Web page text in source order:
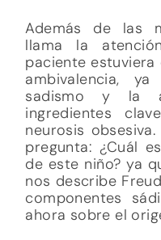
Además de las
llama la
paciente estuviera
ambivalencia,
sadismo y la
ingredientes
neurosis
pregunta: ¿Cuál
de este niño? ya
nos describe
componentes
ahora sobre el